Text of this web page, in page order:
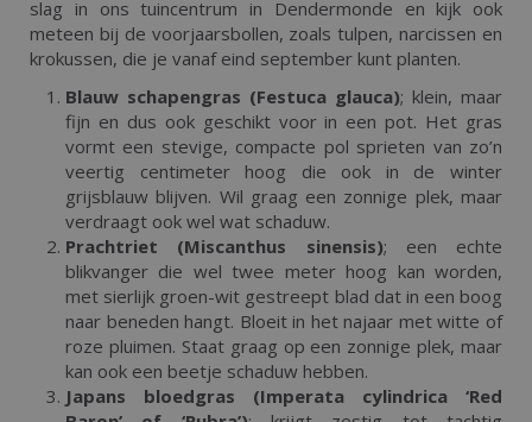
slag in ons tuincentrum in Dendermonde en kijk ook
meteen bij de voorjaarsbollen, zoals tulpen, narcissen en
krokussen, die je vanaf eind september kunt planten.
Blauw schapengras (Festuca glauca); klein, maar
fijn en dus ook geschikt voor in een pot. Het gras
vormt een stevige, compacte pol sprieten van zo’n
veertig centimeter hoog die ook in de winter
grijsblauw blijven. Wil graag een zonnige plek, maar
verdraagt ook wel wat schaduw.
Prachtriet (Miscanthus sinensis); een echte
blikvanger die wel twee meter hoog kan worden,
met sierlijk groen-wit gestreept blad dat in een boog
naar beneden hangt. Bloeit in het najaar met witte of
roze pluimen. Staat graag op een zonnige plek, maar
kan ook een beetje schaduw hebben.
Japans bloedgras (Imperata cylindrica ‘Red